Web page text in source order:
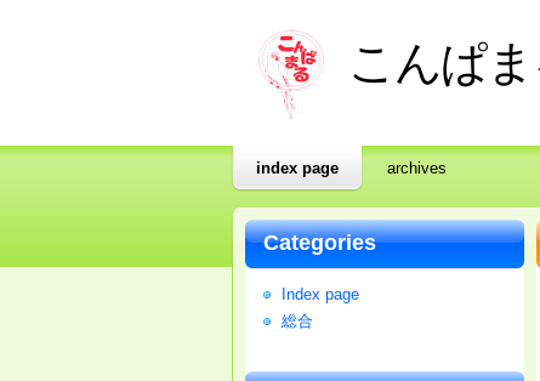
こんぱ
index page archives
Categories
Index page
総合